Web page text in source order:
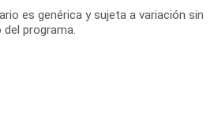
es genérica y sujeta a variación sin
programa.